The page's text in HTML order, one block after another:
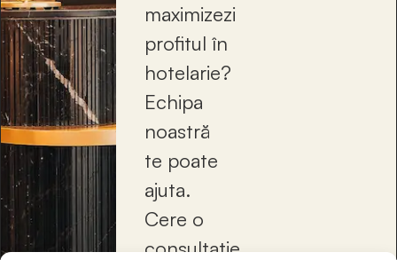
maximizezi
profitul în
hotelarie?
Echipa
noastră
te poate
ajuta.
Cere o
consultație